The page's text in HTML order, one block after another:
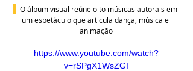
O álbum visual reúne oito músicas autorais em
um espetáculo que articula dança, música e
animação
https://www.youtube.com/watch?
v=rSPgX1WsZGI